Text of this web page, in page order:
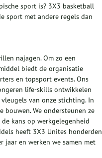
sport is? 3X3 basketball
sport met andere regels dan
najagen. Om zo een
biedt de organisatie
en topsport events. Ons
life-skills ontwikkelen
van onze stichting. In
We ondersteunen ze
kans op werkgelegenheid
heeft 3X3 Unites honderden
en werken we samen met